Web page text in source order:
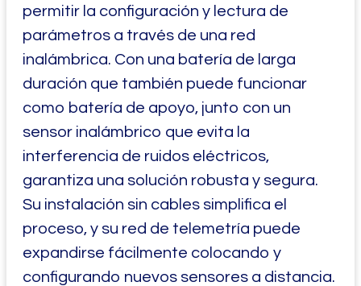
permitir la configuración y lectura de
parámetros a través de una red
inalámbrica. Con una batería de larga
duración que también puede funcionar
como batería de apoyo, junto con un
sensor inalámbrico que evita la
interferencia de ruidos eléctricos,
garantiza una solución robusta y segura.
Su instalación sin cables simplifica el
proceso, y su red de telemetría puede
expandirse fácilmente colocando y
configurando nuevos sensores a distancia.